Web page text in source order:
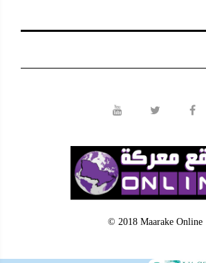
© 2018 Maarake Online